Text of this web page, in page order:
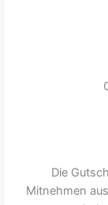
Die
Mitnehmen